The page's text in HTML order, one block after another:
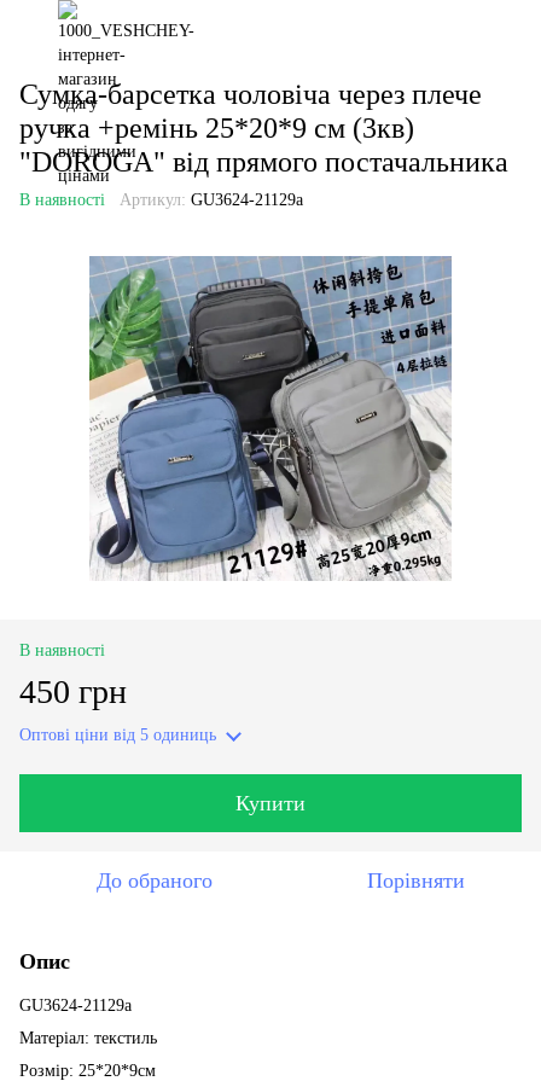
Сумка-барсетка чоловіча через плече
ручка +ремінь 25*20*9 см (3кв)
"DOROGA" від прямого постачальника
В наявності Артикул: GU3624-21129a
В наявності
450 грн
Оптові ціни від 5 одиниць
Купити
До обраного Порівняти
Опис
GU3624-21129a
Матеріал: текстиль
Розмір: 25*20*9см